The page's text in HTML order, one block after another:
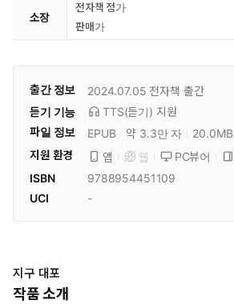
소장
전자책 정가
판매가
출간 정보 2024.07.05 전자책 출간
듣기 기능
TTS(듣기) 지원
파일 정보
EPUB 약 3.3만 자
20.0MB
지원 환경
앱 웹 PC뷰어
ISBN
9788954451109
UCI
-
지구 대포
작품 소개